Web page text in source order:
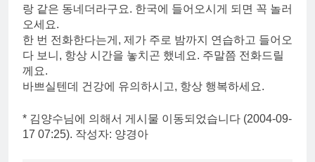
랑 같은 동네더라구요. 한국에 들어오시게 되면 꼭 놀러
오세요.
한 번 전화한다는게, 제가 주로 밤까지 연습하고 들어오
다 보니, 항상 시간을 놓치곤 했네요. 주말쯤 전화드릴
께요.
바쁘실텐데 건강에 유의하시고, 항상 행복하세요.
* 김양수님에 의해서 게시물 이동되었습니다 (2004-09-
17 07:25). 작성자: 양경아